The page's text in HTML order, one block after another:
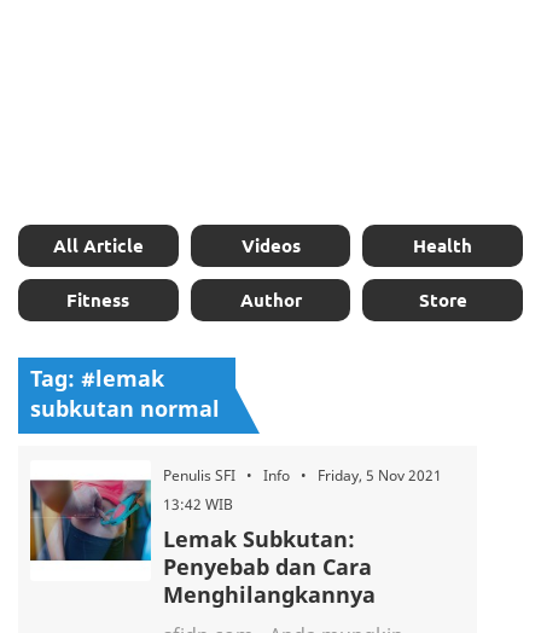
All Article Videos Health
Fitness Author Store
Tag: #lemak
subkutan normal
Penulis SFI • Info • Friday, 5 Nov 2021
13:42 WIB
Lemak Subkutan:
Penyebab dan Cara
Menghilangkannya